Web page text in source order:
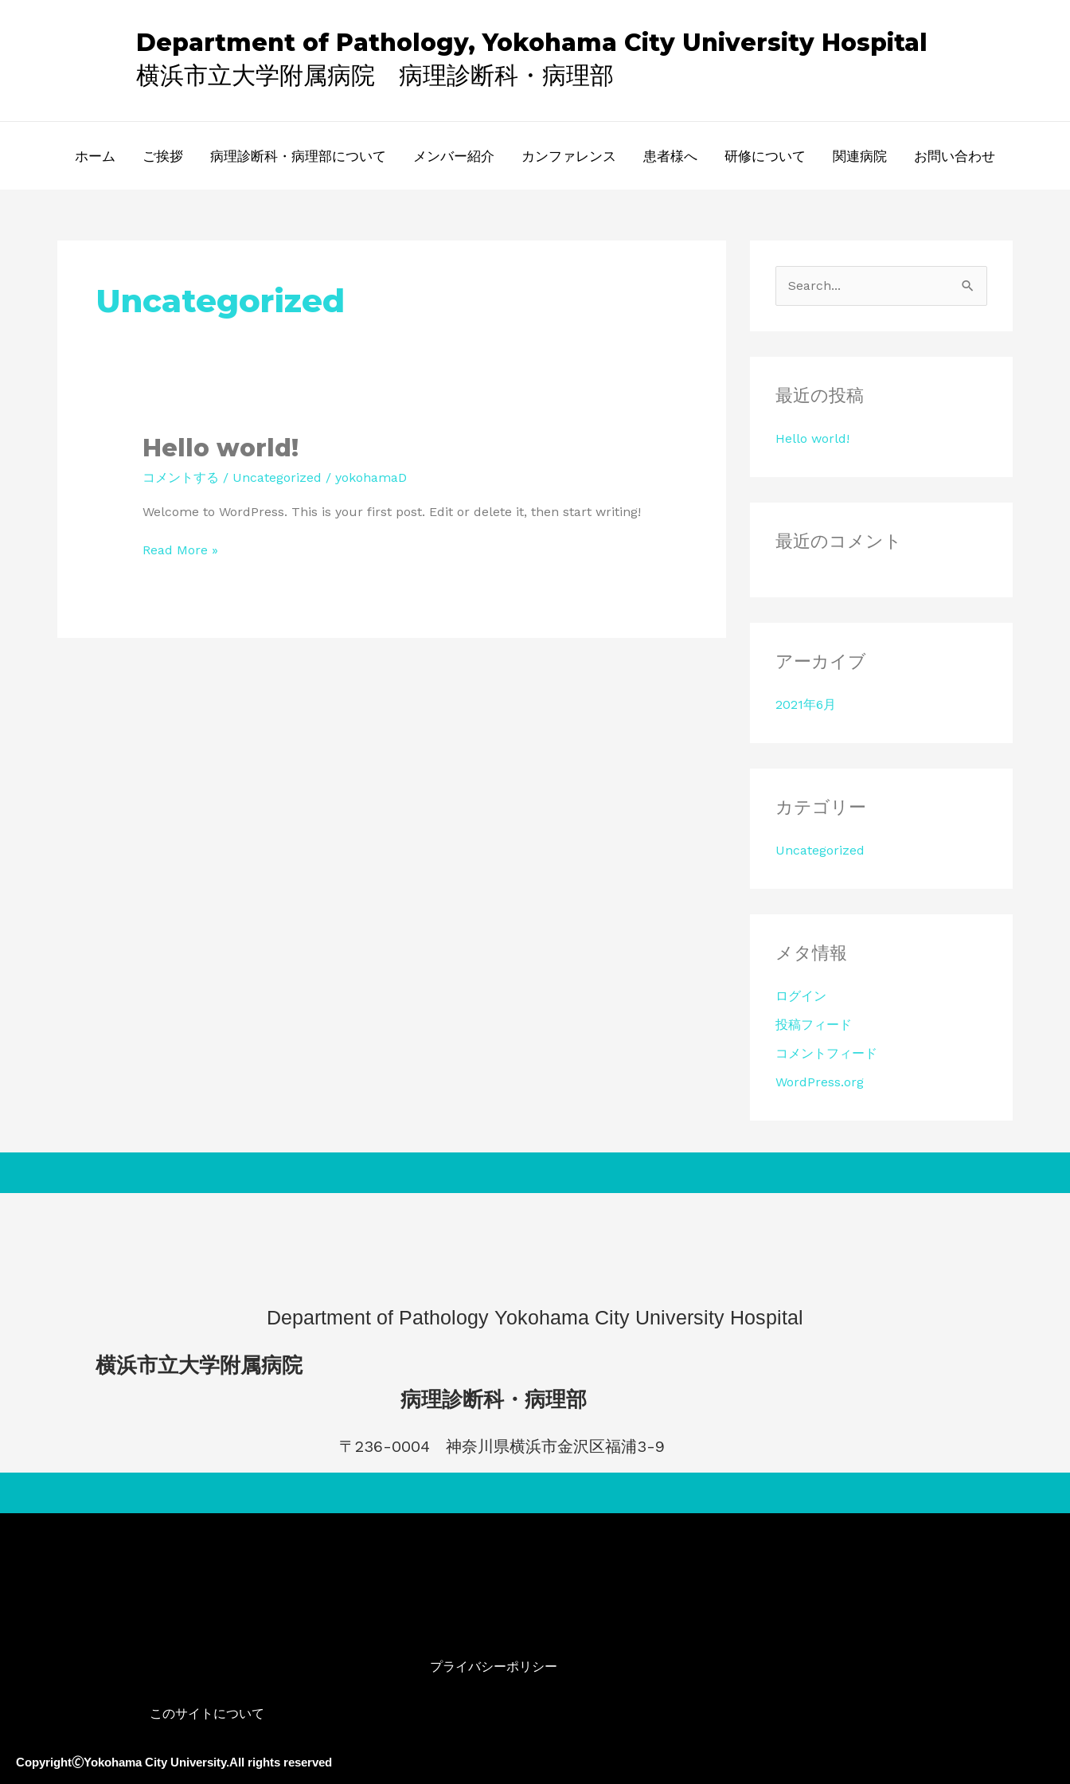
Department of Pathology, Yokohama City University Hospital
​横浜市立大学附属病院 病理診断科・病理部
ホーム ご挨拶 病理診断科・病理部について メンバー紹介 カンファレンス ​患者様へ ​研修について ​関連病院 ​お問い合わせ
Uncategorized
Hello world!
コメントする / Uncategorized / yokohamaD
Welcome to WordPress. This is your first post. Edit or delete it, then start writing!
Hello
world!
Read More »
:最近の投稿
Hello world!
最近のコメント
アーカイブ
2021年6月
カテゴリー
Uncategorized
メタ情報
ログイン
投稿フィード
コメントフィード
WordPress.org
Department of Pathology Yokohama City University Hospital
横浜市立大学附属病院
​病理診断科・病理部
​〒236-0004 神奈川県横浜市金沢区福浦3-9
プライバシーポリシー
このサイトについて
Copyright🄫Yokohama City University.All rights reserved